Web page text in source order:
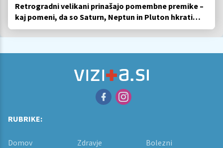
Retrogradni velikani prinašajo pomembne premike –
kaj pomeni, da so Saturn, Neptun in Pluton hkrati
retrogradni?
RUBRIKE:
Domov Zdravje
Bolezni